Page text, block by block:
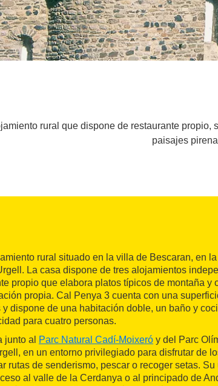
rural que dispone de restaurante
paisajes
rural situado en la villa de Bescaran, en
La casa dispone de tres alojamientos
propio que elabora platos típicos de montaña y
propia. Cal Penya 3 cuenta con una
dispone de una habitación doble, un baño y
para cuatro personas.
junto al
Parc Natural Cadí-Moixeró y del Parc
en un entorno privilegiado para disfrutar de
rutas de senderismo, pescar o recoger setas. Su
al valle de la Cerdanya o al principado de